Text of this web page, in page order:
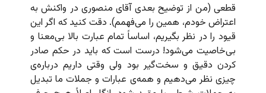
قطعی (من از توضیح بعدی آقای منصوری در واکنش به
اعتراض خودم، همین را می‌فهمم). دقت کنید که اگر این
قیود را در نظر بگیریم، اساساً تمام عبارت بالا بی‌معنا و
بی‌خاصیت می‌شود! درست است که باید در حکم صادر
کردن دقیق و سخت‌گیر بود ولی وقتی داریم درباره‌ی
چیزی نظر می‌دهیم و همه‌ی عبارات و جملات ما تبدیل